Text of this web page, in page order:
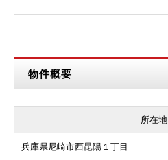
物件概要
所在地
兵庫県尼崎市西昆陽１丁目